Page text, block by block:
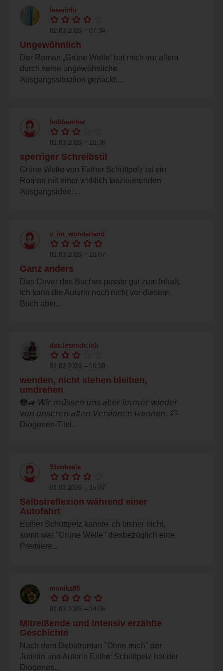
leserinlu
02.03.2026 – 07:34
Ungewöhnlich
Der Roman „Grüne Welle“ hat mich vor allem
durch seine ungewöhnliche
Ausgangssituation gepackt:...
bobbember
01.03.2026 – 20:36
sperriger Schreibstil
Grüne Welle von Esther Schüttpelz ist ein
Roman mit einer wirklich faszinierenden
Ausgangsidee:...
v_im_wunderland
01.03.2026 – 20:07
Ganz anders
Das Cover des Buches passte gut zum Inhalt.
Ich kann die Autorin noch nicht vor diesem
Buch aber...
das.lesende.ich
01.03.2026 – 16:39
wenden, nicht stehen bleiben,
umdrehen
🟢🚙 𝘞𝘪𝘳 𝘮𝘶̈𝘴𝘴𝘦𝘯 𝘶𝘯𝘴 𝘢𝘣𝘦𝘳 𝘪𝘮𝘮𝘦𝘳 𝘸𝘪𝘦𝘥𝘦𝘳
𝘷𝘰𝘯 𝘶𝘯𝘴𝘦𝘳𝘦𝘯 𝘢𝘭𝘵𝘦𝘯 𝘝𝘦𝘳𝘴𝘪𝘰𝘯𝘦𝘯 𝘵𝘳𝘦𝘯𝘯𝘦𝘯. 💭
Diogenes-Titel...
91cobsala
01.03.2026 – 15:07
Selbstreflexion während einer
Autofahrt
Esther Schüttpelz kannte ich bisher nicht,
somit war "Grüne Welle" diesbezüglich eine
Premiere...
monika85
01.03.2026 – 14:06
Mitreißende und intensiv erzählte
Geschichte
Nach dem Debütroman "Ohne mich" der
Juristin und Autorin Esther Schüttpelz hat der
Diogenes...